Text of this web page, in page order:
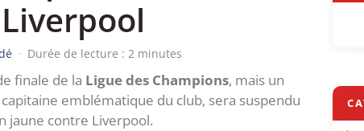
· Durée de lecture : 2 minutes
finale de la Ligue des Champions, mais un
capitaine emblématique du club, sera suspendu
jaune contre Liverpool.